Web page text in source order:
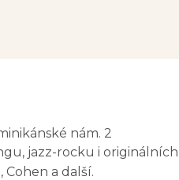
nám. 2
jazz-rocku i originálních
Cohen a další.